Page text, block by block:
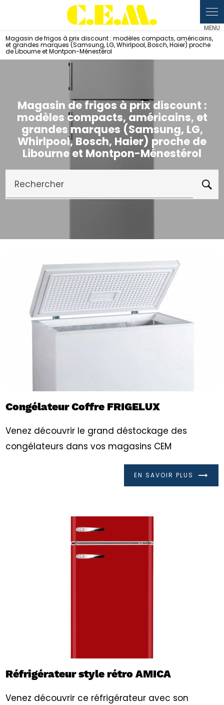
Magasin de frigos à prix discount : modèles compacts, américains,
et grandes marques (Samsung, LG, Whirlpool, Bosch, Haier) proche
de Libourne et Montpon-Ménestérol
Magasin de frigos à prix discount :
modèles compacts, américains, et
grandes marques (Samsung, LG,
Whirlpool, Bosch, Haier) proche de
Libourne et Montpon-Ménestérol
Rechercher
Congélateur Coffre FRIGELUX
Venez découvrir le grand déstockage des
congélateurs dans vos magasins CEM
EN SAVOIR PLUS
Réfrigérateur style rétro AMICA
Venez découvrir ce réfrigérateur avec son
Panneau de gestion des cookies